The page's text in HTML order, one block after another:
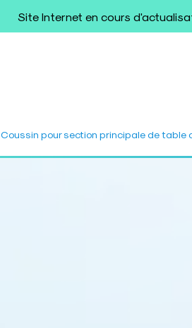
Site Internet en cours
Coussin pour section principale de